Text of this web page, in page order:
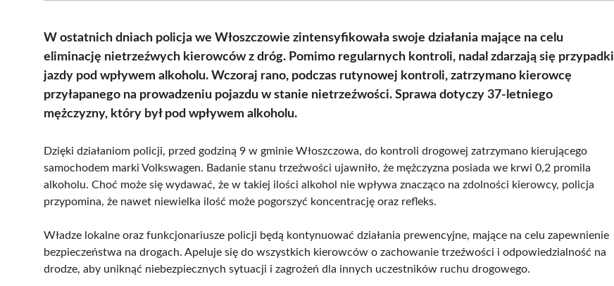
W ostatnich dniach policja we Włoszczowie zintensyfikowała swoje działania mające na celu
eliminację nietrzeźwych kierowców z dróg. Pomimo regularnych kontroli, nadal zdarzają się przypadki
jazdy pod wpływem alkoholu. Wczoraj rano, podczas rutynowej kontroli, zatrzymano kierowcę
przyłapanego na prowadzeniu pojazdu w stanie nietrzeźwości. Sprawa dotyczy 37-letniego
mężczyzny, który był pod wpływem alkoholu.
Dzięki działaniom policji, przed godziną 9 w gminie Włoszczowa, do kontroli drogowej zatrzymano kierującego
samochodem marki Volkswagen. Badanie stanu trzeźwości ujawniło, że mężczyzna posiada we krwi 0,2 promila
alkoholu. Choć może się wydawać, że w takiej ilości alkohol nie wpływa znacząco na zdolności kierowcy, policja
przypomina, że nawet niewielka ilość może pogorszyć koncentrację oraz refleks.
Władze lokalne oraz funkcjonariusze policji będą kontynuować działania prewencyjne, mające na celu zapewnienie
bezpieczeństwa na drogach. Apeluje się do wszystkich kierowców o zachowanie trzeźwości i odpowiedzialność na
drodze, aby uniknąć niebezpiecznych sytuacji i zagrożeń dla innych uczestników ruchu drogowego.